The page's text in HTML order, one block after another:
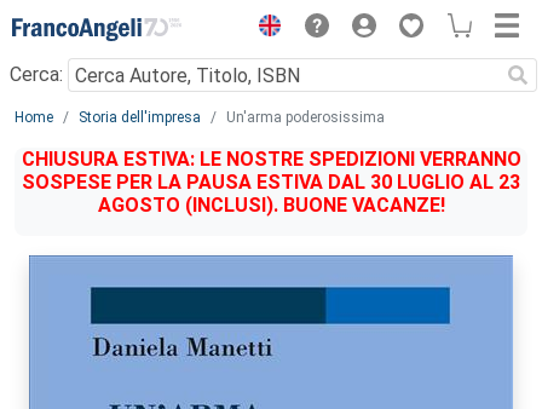
Menu
Cerca:
Main content
Home Storia dell'impresa Un'arma poderosissima
CHIUSURA ESTIVA: LE NOSTRE SPEDIZIONI VERRANNO
SOSPESE PER LA PAUSA ESTIVA DAL 30 LUGLIO AL 23
AGOSTO (INCLUSI). BUONE VACANZE!